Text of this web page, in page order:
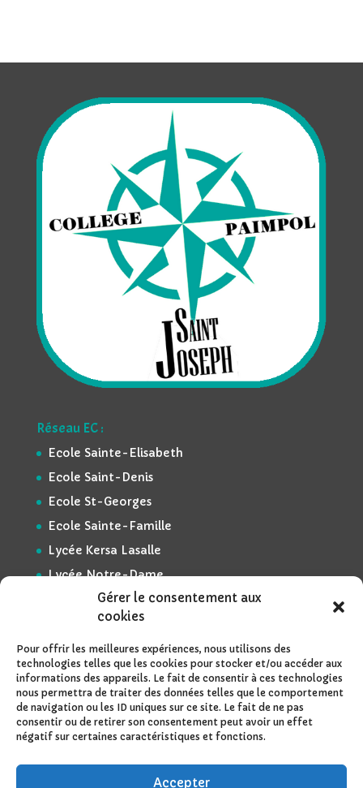
Gérer le consentement aux
cookies
Pour offrir les meilleures expériences, nous utilisons des
technologies telles que les cookies pour stocker et/ou accéder aux
informations des appareils. Le fait de consentir à ces technologies
nous permettra de traiter des données telles que le comportement
de navigation ou les ID uniques sur ce site. Le fait de ne pas
consentir ou de retirer son consentement peut avoir un effet
négatif sur certaines caractéristiques et fonctions.
Accepter
Réseau EC :
Ecole Sainte-Elisabeth
Ecole Saint-Denis
Ecole St-Georges
Ecole Sainte-Famille
Lycée Kersa Lasalle
Lycée Notre-Dame
Admin du site
Déconnexion
Mentions légales
Espace réservé